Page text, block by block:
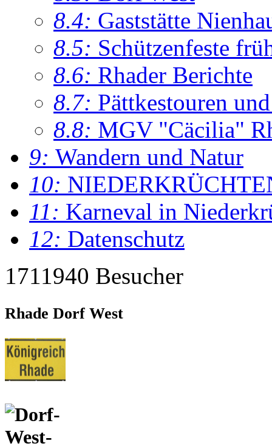
8.4: Gaststätte
8.5: Schützenfeste
8.6: Rhader Berichte
8.7: Pättkestouren
8.8: MGV "Cäcilia"
9: Wandern und Natur
10:
11: Karneval in
12: Datenschutz
1711940 Besucher
Rhade Dorf West